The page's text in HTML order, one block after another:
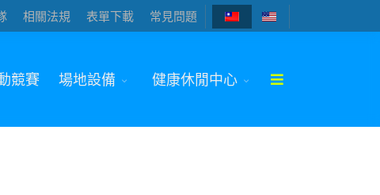
相關法規 表單下載 常見問題
競賽 場地設備 健康休閒中心